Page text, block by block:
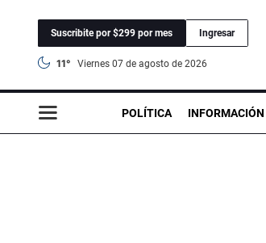
Suscribite por $299 por mes Ingresar
11° viernes 07 de agosto de 2026
POLÍTICA INFORMACIÓN